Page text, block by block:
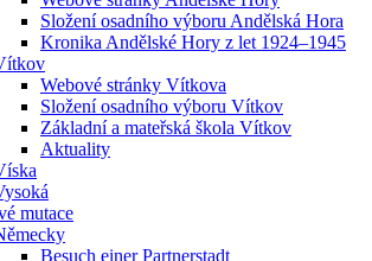
Složení osadního výboru Andělská Hora
Kronika Andělské Hory z let 1924–1945
Webové stránky Vítkova
Složení osadního výboru Vítkov
Základní a mateřská škola Vítkov
Aktuality
mutace
Besuch einer Partnerstadt